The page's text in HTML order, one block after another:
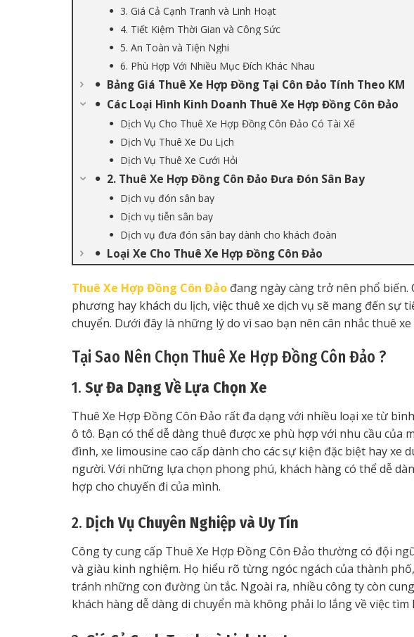
3. Giá Cả Cạnh Tranh và Linh Hoạt
4. Tiết Kiệm Thời Gian và Công Sức
5. An Toàn và Tiện Nghi
6. Phù Hợp Với Nhiều Mục Đích Khác Nhau
Bảng Giá Thuê Xe Hợp Đồng Tại Côn Đảo Tính Theo KM
Các Loại Hình Kinh Doanh Thuê Xe Hợp Đồng Côn Đảo
Dịch Vụ Cho Thuê Xe Hợp Đồng Côn Đảo Có Tài Xế
Dịch Vụ Thuê Xe Du Lịch
Dịch Vụ Thuê Xe Cưới Hỏi
2. Thuê Xe Hợp Đồng Côn Đảo Đưa Đón Sân Bay
Dịch vụ đón sân bay
Dịch vụ tiễn sân bay
Dịch vụ đưa đón sân bay dành cho khách đoàn
Loại Xe Cho Thuê Xe Hợp Đồng Côn Đảo
Thuê Xe Hợp Đồng Côn Đảo đang ngày càng trở nên phổ biến.
phương hay khách du lịch, việc thuê xe dịch vụ sẽ mang đến sự
chuyển. Dưới đây là những lý do vì sao bạn nên cân nhắc thuê
Tại Sao Nên Chọn Thuê Xe Hợp Đồng Côn Đảo ?
1. Sự Đa Dạng Về Lựa Chọn Xe
Thuê Xe Hợp Đồng Côn Đảo rất đa dạng với nhiều loại xe từ
ô tô. Bạn có thể dễ dàng thuê được xe phù hợp với nhu cầu của
đình, xe limousine cao cấp dành cho các sự kiện đặc biệt hay xe
người. Với những lựa chọn phong phú, khách hàng có thể dễ
hợp cho chuyến đi của mình.
2. Dịch Vụ Chuyên Nghiệp và Uy Tín
Công ty cung cấp Thuê Xe Hợp Đồng Côn Đảo thường có đội
và giàu kinh nghiệm. Họ hiểu rõ từng ngóc ngách của thành
tránh những con đường ùn tắc. Ngoài ra, nhiều công ty còn
khách hàng dễ dàng di chuyển mà không phải lo lắng về việc tìm